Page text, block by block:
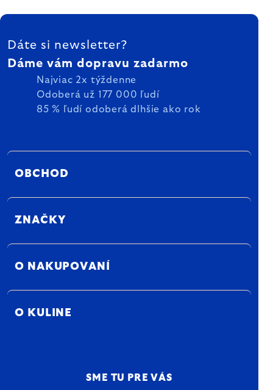
ZÁPÄTIE
Dáte si newsletter?
Dáme vám dopravu zadarmo
Najviac 2x týždenne
Odoberá už 177 000 ľudí
85 % ľudí odoberá dlhšie ako rok
OBCHOD
ZNAČKY
O NAKUPOVANÍ
O KULINE
SME TU PRE VÁS